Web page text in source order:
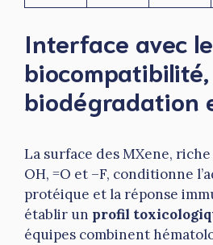
Interface avec
biocompatibilité,
biodégradation
La surface des MXene,
OH, =O et –F, conditionne
protéique et la réponse
établir un profil
équipes combinent